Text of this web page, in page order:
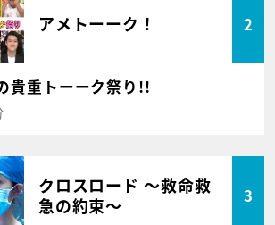
アメトーーク！ 2
貴重トーーク祭り!!
クロスロード ～救命救
急の約束～
3